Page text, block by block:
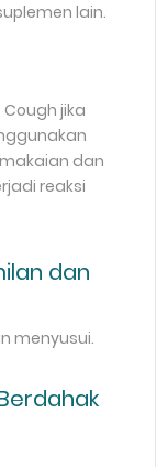
lain.
jika
dan
reaksi
dan
menyusui.